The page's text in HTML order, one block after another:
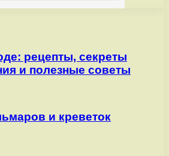
рецепты, секреты
и полезные советы
и креветок